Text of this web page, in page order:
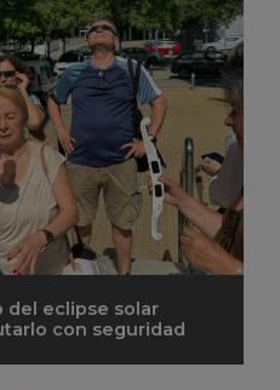
del eclipse solar
con seguridad